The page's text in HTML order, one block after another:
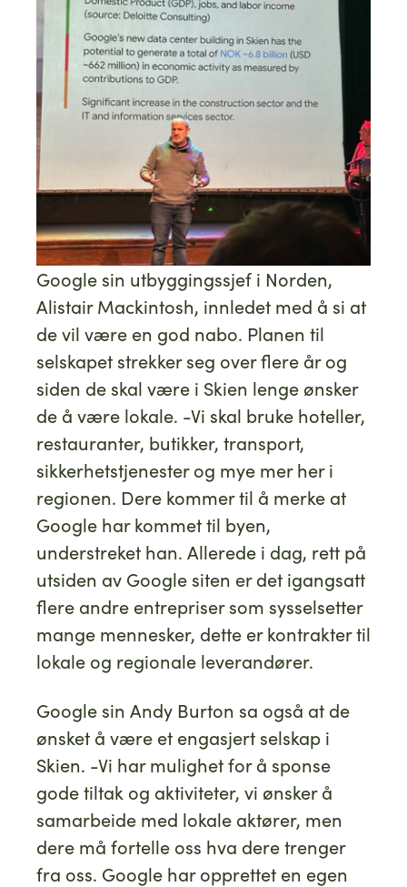
Google sin utbyggingssjef i Norden,
Alistair Mackintosh, innledet med å si at
de vil være en god nabo. Planen til
selskapet strekker seg over flere år og
siden de skal være i Skien lenge ønsker
de å være lokale. -Vi skal bruke hoteller,
restauranter, butikker, transport,
sikkerhetstjenester og mye mer her i
regionen. Dere kommer til å merke at
Google har kommet til byen,
understreket han. Allerede i dag, rett på
utsiden av Google siten er det igangsatt
flere andre entrepriser som sysselsetter
mange mennesker, dette er kontrakter til
lokale og regionale leverandører.
Google sin Andy Burton sa også at de
ønsket å være et engasjert selskap i
Skien. -Vi har mulighet for å sponse
gode tiltak og aktiviteter, vi ønsker å
samarbeide med lokale aktører, men
dere må fortelle oss hva dere trenger
fra oss. Google har opprettet en egen